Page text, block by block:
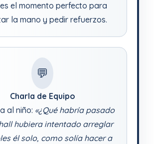
el momento perfecto para
la mano y pedir refuerzos.
💬
Charla de Equipo
al niño: «¿Qué habría pasado
hubiera intentado arreglar
él solo, como solía hacer a